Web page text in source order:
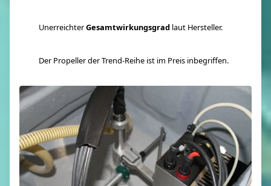
UnerreichterGesamtwirkungsgrad laut Hersteller.
Der Propeller der Trend-Reihe ist im Preis inbegriffen.